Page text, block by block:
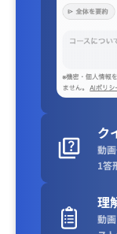
ク
動
1答
理
動